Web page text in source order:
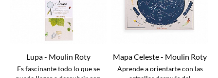
Lupa - Moulin Roty
Es fascinante todo lo que se
Mapa Celeste - Moulin Roty
Aprende a orientarte con las